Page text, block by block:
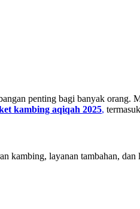
penting bagi banyak orang.
kambing aqiqah 2025,
kambing, layanan tambahan,